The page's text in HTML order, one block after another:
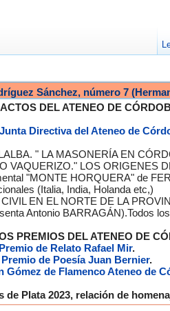
Sánchez, número 7
DEL ATENEO DE
Directiva del Ateneo de
" LA MASONERÍA EN
VAQUERIZO." LOS ORIGENES
"MONTE HORQUERA" de
(Italia, India, Holanda etc,)
EN EL NORTE DE LA
Antonio BARRAGÁN).Todos
PREMIOS DEL ATENEO DE
de Relato Rafael Mir.
Premio de Poesía Juan Bernier.
Gómez de Flamenco Ateneo de
de Plata 2023, relación de